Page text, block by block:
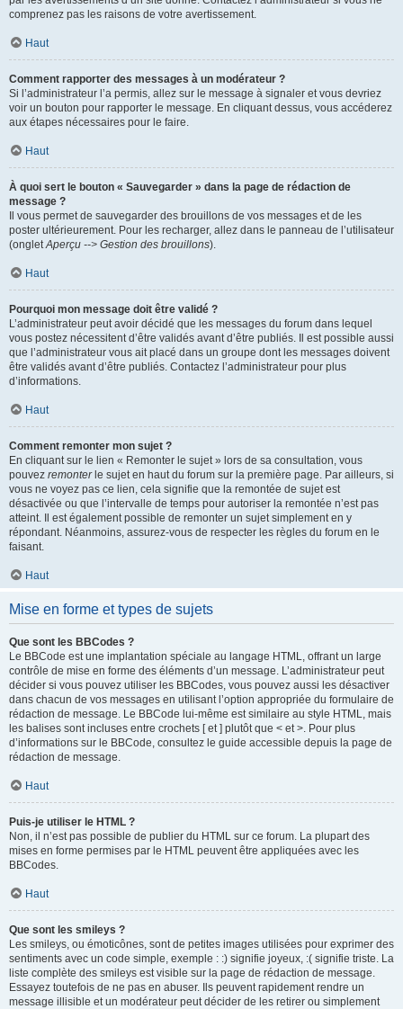
comprenez pas les raisons de votre avertissement.
Haut
Comment rapporter des messages à un modérateur ?
Si l’administrateur l’a permis, allez sur le message à signaler et vous devriez
voir un bouton pour rapporter le message. En cliquant dessus, vous accéderez
aux étapes nécessaires pour le faire.
Haut
À quoi sert le bouton « Sauvegarder » dans la page de rédaction de
message ?
Il vous permet de sauvegarder des brouillons de vos messages et de les
poster ultérieurement. Pour les recharger, allez dans le panneau de l’utilisateur
(ongletAperçu --> Gestion des brouillons).
Haut
Pourquoi mon message doit être validé ?
L’administrateur peut avoir décidé que les messages du forum dans lequel
vous postez nécessitent d’être validés avant d’être publiés. Il est possible aussi
que l’administrateur vous ait placé dans un groupe dont les messages doivent
être validés avant d’être publiés. Contactez l’administrateur pour plus
d’informations.
Haut
Comment remonter mon sujet ?
En cliquant sur le lien « Remonter le sujet » lors de sa consultation, vous
pouvez remonterle sujet en haut du forum sur la première page. Par ailleurs, si
vous ne voyez pas ce lien, cela signifie que la remontée de sujet est
désactivée ou que l’intervalle de temps pour autoriser la remontée n’est pas
atteint. Il est également possible de remonter un sujet simplement en y
répondant. Néanmoins, assurez-vous de respecter les règles du forum en le
faisant.
Haut
Mise en forme et types de sujets
Que sont les BBCodes ?
Le BBCode est une implantation spéciale au langage HTML, offrant un large
contrôle de mise en forme des éléments d’un message. L’administrateur peut
décider si vous pouvez utiliser les BBCodes, vous pouvez aussi les désactiver
dans chacun de vos messages en utilisant l’option appropriée du formulaire de
rédaction de message. Le BBCode lui-même est similaire au style HTML, mais
les balises sont incluses entre crochets [ et ] plutôt que < et >. Pour plus
d’informations sur le BBCode, consultez le guide accessible depuis la page de
rédaction de message.
Haut
Puis-je utiliser le HTML ?
Non, il n’est pas possible de publier du HTML sur ce forum. La plupart des
mises en forme permises par le HTML peuvent être appliquées avec les
BBCodes.
Haut
Que sont les smileys ?
Les smileys, ou émoticônes, sont de petites images utilisées pour exprimer des
sentiments avec un code simple, exemple : :) signifie joyeux, :( signifie triste. La
liste complète des smileys est visible sur la page de rédaction de message.
Essayez toutefois de ne pas en abuser. Ils peuvent rapidement rendre un
message illisible et un modérateur peut décider de les retirer ou simplement